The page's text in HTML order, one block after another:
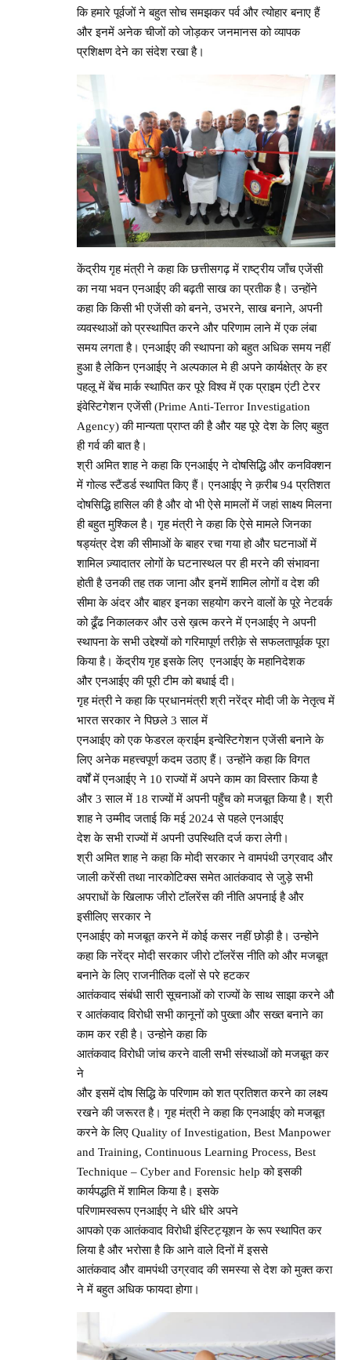
कि हमारे पूर्वजों ने बहुत सोच समझकर पर्व और त्योहार बनाए हैं
और इनमें अनेक चीजों को जोड़कर जनमानस को व्यापक
प्रशिक्षण देने का संदेश रखा है।
केंद्रीय गृह मंत्री ने कहा कि छत्तीसगढ़ में राष्ट्रीय जाँच एजेंसी
का नया भवन एनआईए की बढ़ती साख का प्रतीक है। उन्होंने
कहा कि किसी भी एजेंसी को बनने, उभरने, साख बनाने, अपनी
व्यवस्थाओं को प्रस्थापित करने और परिणाम लाने में एक लंबा
समय लगता है। एनआईए की स्थापना को बहुत अधिक समय नहीं
हुआ है लेकिन एनआईए ने अल्पकाल मे ही अपने कार्यक्षेत्र के हर
पहलू में बेंच मार्क स्थापित कर पूरे विश्व में एक प्राइम एंटी टेरर
इंवेस्टिगेशन एजेंसी (Prime Anti-Terror Investigation
Agency) की मान्यता प्राप्त की है और यह पूरे देश के लिए बहुत
ही गर्व की बात है।
श्री अमित शाह ने कहा कि एनआईए ने दोषसिद्धि और कनविक्शन
में गोल्ड स्टैंडर्ड स्थापित किए हैं। एनआईए ने क़रीब 94 प्रतिशत
दोषसिद्धि हासिल की है और वो भी ऐसे मामलों में जहां साक्ष्य मिलना
ही बहुत मुश्किल है। गृह मंत्री ने कहा कि ऐसे मामले जिनका
षड्यंत्र देश की सीमाओं के बाहर रचा गया हो और घटनाओं में
शामिल ज़्यादातर लोगों के घटनास्थल पर ही मरने की संभावना
होती है उनकी तह तक जाना और इनमें शामिल लोगों व देश की
सीमा के अंदर और बाहर इनका सहयोग करने वालों के पूरे नेटवर्क
को ढूँढ निकालकर और उसे ख़त्म करने में एनआईए ने अपनी
स्थापना के सभी उद्देश्यों को गरिमापूर्ण तरीक़े से सफलतापूर्वक पूरा
किया है। केंद्रीय गृह इसके लिए एनआईए के महानिदेशक
और एनआईए की पूरी टीम को बधाई दी।
गृह मंत्री ने कहा कि प्रधानमंत्री श्री नरेंद्र मोदी जी के नेतृत्व में
भारत सरकार ने पिछले 3 साल में
एनआईए को एक फेडरल क्राईम इन्वेस्टिगेशन एजेंसी बनाने के
लिए अनेक महत्त्वपूर्ण कदम उठाए हैं। उन्होंने कहा कि विगत
वर्षों में एनआईए ने 10 राज्यों में अपने काम का विस्तार किया है
और 3 साल में 18 राज्यों में अपनी पहुँच को मजबूत किया है। श्री
शाह ने उम्मीद जताई कि मई 2024 से पहले एनआईए
देश के सभी राज्यों में अपनी उपस्थिति दर्ज करा लेगी।
श्री अमित शाह ने कहा कि मोदी सरकार ने वामपंथी उग्रवाद और
जाली करेंसी तथा नारकोटिक्स समेत आतंकवाद से जुड़े सभी
अपराधों के खिलाफ जीरो टॉलरेंस की नीति अपनाई है और
इसीलिए सरकार ने
एनआईए को मजबूत करने में कोई कसर नहीं छोड़ी है। उन्होने
कहा कि नरेंद्र मोदी सरकार जीरो टॉलरेंस नीति को और मजबूत
बनाने के लिए राजनीतिक दलों से परे हटकर
आतंकवाद संबंधी सारी सूचनाओं को राज्यों के साथ साझा करने औ
र आतंकवाद विरोधी सभी कानूनों को पुख्ता और सख्त बनाने का
काम कर रही है। उन्होने कहा कि
आतंकवाद विरोधी जांच करने वाली सभी संस्थाओं को मजबूत कर
ने
और इसमें दोष सिद्धि के परिणाम को शत प्रतिशत करने का लक्ष्य
रखने की जरूरत है। गृह मंत्री ने कहा कि एनआईए को मजबूत
करने के लिए Quality of Investigation, Best Manpower
and Training, Continuous Learning Process, Best
Technique – Cyber and Forensic help को इसकी
कार्यपद्धति में शामिल किया है। इसके
परिणामस्वरूप एनआईए ने धीरे धीरे अपने
आपको एक आतंकवाद विरोधी इंस्टिट्यूशन के रूप स्थापित कर
लिया है और भरोसा है कि आने वाले दिनों में इससे
आतंकवाद और वामपंथी उग्रवाद की समस्या से देश को मुक्त करा
ने में बहुत अधिक फायदा होगा।